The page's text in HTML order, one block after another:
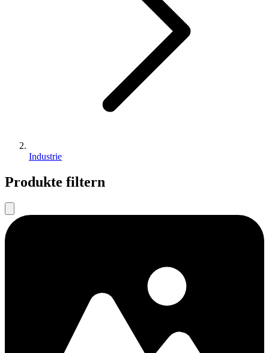
Industrie
Produkte filtern